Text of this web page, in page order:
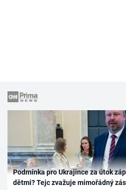
Podmínka pro Ukrajince za útok
dětmi? Tejc zvažuje mimořádný